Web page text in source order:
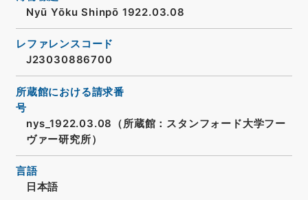
Nyū Yōku Shinpō 1922.03.08
レファレンスコード
J23030886700
所蔵館における請求番
号
nys_1922.03.08（所蔵館：スタンフォード大学フー
ヴァー研究所）
言語
日本語